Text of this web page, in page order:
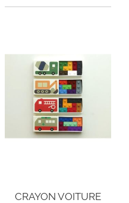
CRAYON VOITURE